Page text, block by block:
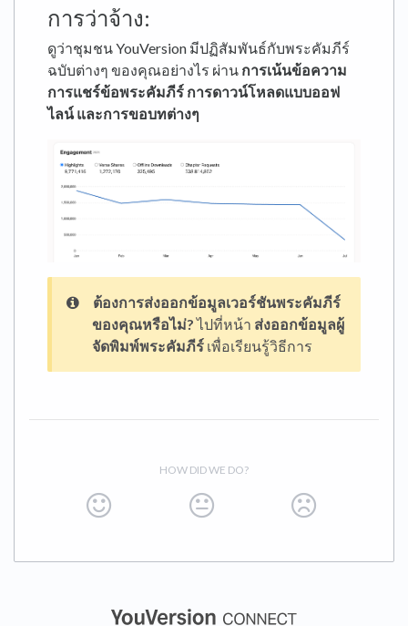
การว่าจ้าง:
ดูว่าชุมชน YouVersion มีปฏิสัมพันธ์กับพระคัมภีร์
ฉบับต่างๆ ของคุณอย่างไร ผ่าน การเน้นข้อความ
การแชร์ข้อพระคัมภีร์ การดาวน์โหลดแบบออฟ
ไลน์ และการขอบทต่างๆ
ต้องการส่งออกข้อมูลเวอร์ชันพระคัมภีร์
ของคุณหรือไม่?ไปที่หน้า ส่งออกข้อมูลผู้
จัดพิมพ์พระคัมภีร์ เพื่อเรียนรู้วิธีการ
HOW DID WE DO?
(opens in a